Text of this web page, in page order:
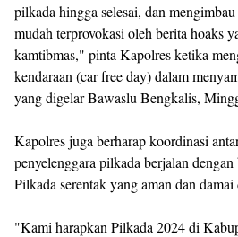
pilkada hingga selesai, dan
mudah terprovokasi oleh berita hoaks
kamtibmas," pinta Kapolres ketika
kendaraan (car free day) dalam
yang digelar Bawaslu Bengkalis,
Kapolres juga berharap koordinasi
penyelenggara pilkada berjalan
Pilkada serentak yang aman dan
"Kami harapkan Pilkada 2024 di